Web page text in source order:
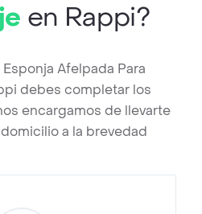
en Rappi?
Afelpada Para
debes completar los
encargamos de llevarte
a la brevedad